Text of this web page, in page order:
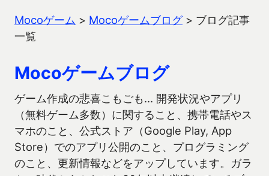
Mocoゲーム > Mocoゲームブログ> ブログ記事
一覧
Mocoゲームブログ
ゲーム作成の悲喜こもごも… 開発状況やアプリ
（無料ゲーム多数）に関すること、携帯電話やス
マホのこと、公式ストア（Google Play, App
Store）でのアプリ公開のこと、プログラミング
のこと、更新情報などをアップしています。ガラ